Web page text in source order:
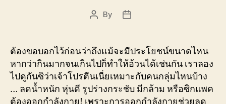
Post
By
Post
ต้องขอบอกไว้ก่อนว่าถึงแม้จะมีประโยชน์ขนาดไหน
หากว่ากินมากจนเกินไปก็ทำให้อ้วนได้เช่นกัน เราลอง
ไปดูกันซิว่าเจ้าโปรตีนเนี่ยเหมาะกับคนกลุ่มไหนบ้าง
… ลดน้ำหนัก หุ่นดี รูปร่างกระชับ มีกล้าม หรือซิกแพค
ต้องออกกำลังกาย! เพราะการออกกำลังกายช่วยลด